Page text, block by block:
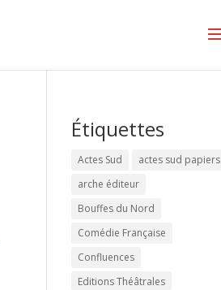
Étiquettes
Actes Sud
actes sud papiers
arche éditeur
Bouffes du Nord
Comédie Française
Confluences
Editions Théâtrales